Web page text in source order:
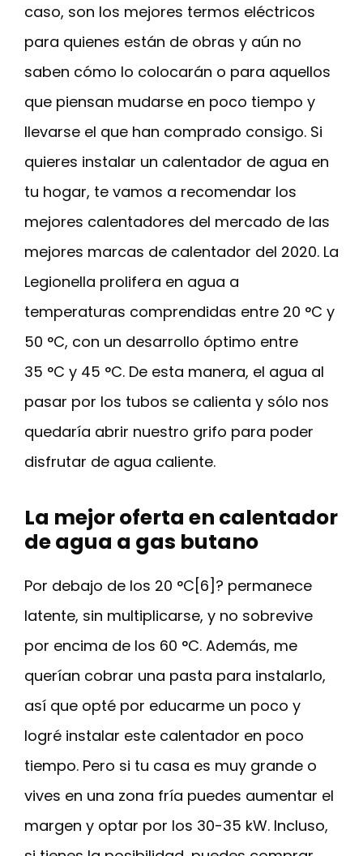
caso, son los mejores termos eléctricos
para quienes están de obras y aún no
saben cómo lo colocarán o para aquellos
que piensan mudarse en poco tiempo y
llevarse el que han comprado consigo. Si
quieres instalar un calentador de agua en
tu hogar, te vamos a recomendar los
mejores calentadores del mercado de las
mejores marcas de calentador del 2020. La
Legionella prolifera en agua a
temperaturas comprendidas entre 20 °C y
50 °C, con un desarrollo óptimo entre
35 °C y 45 °C. De esta manera, el agua al
pasar por los tubos se calienta y sólo nos
quedaría abrir nuestro grifo para poder
disfrutar de agua caliente.
La mejor oferta en calentador
de agua a gas butano
Por debajo de los 20 °C[6]? permanece
latente, sin multiplicarse, y no sobrevive
por encima de los 60 °C. Además, me
querían cobrar una pasta para instalarlo,
así que opté por educarme un poco y
logré instalar este calentador en poco
tiempo. Pero si tu casa es muy grande o
vives en una zona fría puedes aumentar el
margen y optar por los 30-35 kW. Incluso,